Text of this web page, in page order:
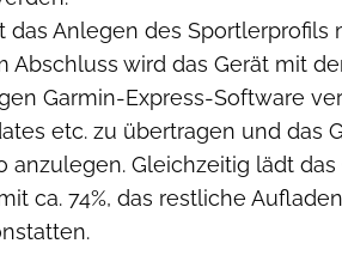
das Anlegen des Sportlerprofils
Abschluss wird das Gerät mit
Garmin-Express-Software
etc. zu übertragen und das
anzulegen. Gleichzeitig lädt das
ca. 74%, das restliche